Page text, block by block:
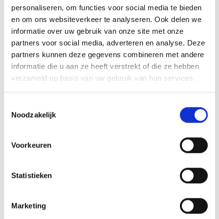
personaliseren, om functies voor social media te bieden
en om ons websiteverkeer te analyseren. Ook delen we
informatie over uw gebruik van onze site met onze
partners voor social media, adverteren en analyse. Deze
partners kunnen deze gegevens combineren met andere
informatie die u aan ze heeft verstrekt of die ze hebben
verzameld op basis van uw gebruik van hun services.
Noodzakelijk
Voorkeuren
Statistieken
Marketing
Wlz
De Wet langdurige zorg (Wlz) is een
bijzondere wet in het zorglandschap. Je
naaste komt niet zomaar in aanmerking
de Wlz maakt dat je de zorg mogelijk meer
flexibel kunt inzetten. Is de Wlz-indicatie
eenmaal afgegeven, dan betekent dit een
meer over weten? Lees dan snel verder!
Verder lezen